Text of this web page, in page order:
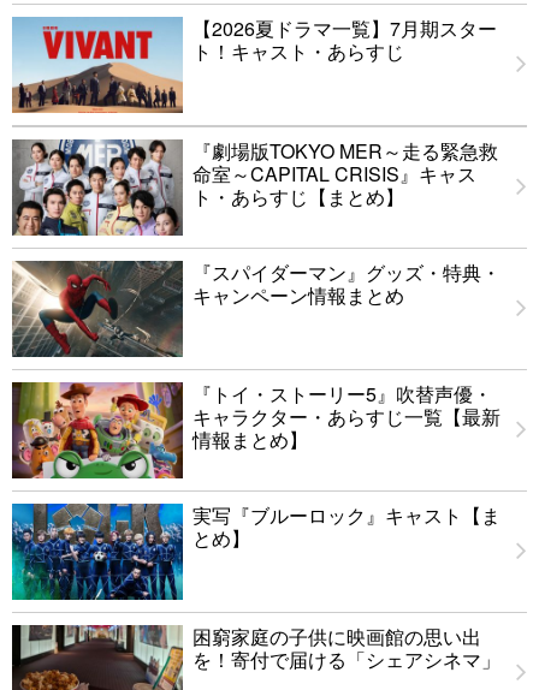
【2026夏ドラマ一覧】7月期スター
ト！キャスト・あらすじ
『劇場版TOKYO MER～走る緊急救
命室～CAPITAL CRISIS』キャス
ト・あらすじ【まとめ】
『スパイダーマン』グッズ・特典・
キャンペーン情報まとめ
『トイ・ストーリー5』吹替声優・
キャラクター・あらすじ一覧【最新
情報まとめ】
実写『ブルーロック』キャスト【ま
とめ】
困窮家庭の子供に映画館の思い出
を！寄付で届ける「シェアシネマ」